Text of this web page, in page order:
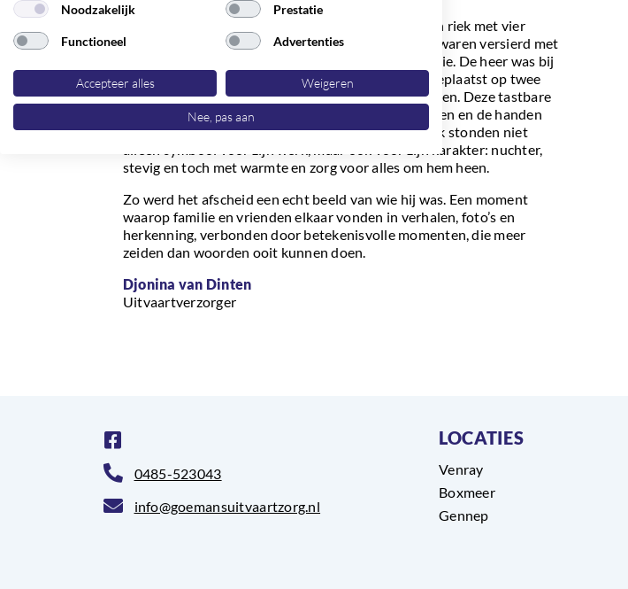
Bij dit afscheid hoorde ook een bijzonder beeld: een riek met vier
tanden en een hooivork met een lange steel. Beide waren versierd met
zonnebloemen, liefdevol aangebracht door de familie. De heer was bij
zijn afscheid in de uitvaartkist aanwezig, hij werd geplaatst op twee
hooibalen waar de riek en de vork in werden gestoken. Deze tastbare
symbolen vertelden een eigen verhaal; over zijn leven en de handen
die altijd buiten bezig waren. De riek en de hooivork stonden niet
alleen symbool voor zijn werk, maar ook voor zijn karakter: nuchter,
stevig en toch met warmte en zorg voor alles om hem heen.
Zo werd het afscheid een echt beeld van wie hij was. Een moment
waarop familie en vrienden elkaar vonden in verhalen, foto’s en
herkenning, verbonden door betekenisvolle momenten, die meer
zeiden dan woorden ooit kunnen doen.
Djonina van Dinten
Uitvaartverzorger
0485-523043
info@goemansuitvaartzorg.nl
LOCATIES
Venray
Boxmeer
Gennep
Noodzakelijk Prestatie
Functioneel Advertenties
Accepteer alles Weigeren
Nee, pas aan